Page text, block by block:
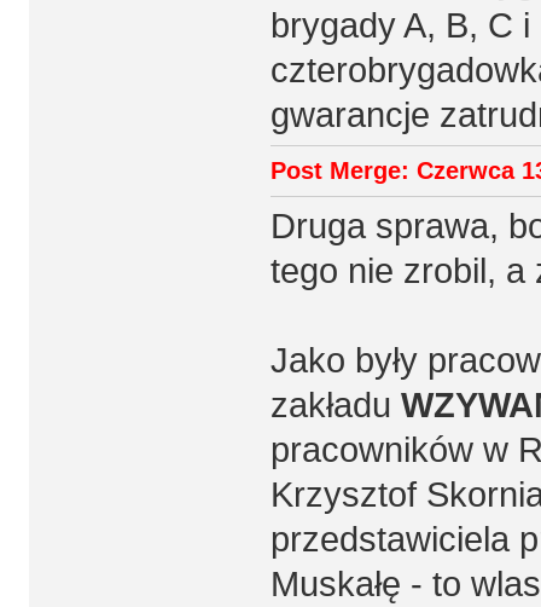
brygady A, B, C
gwarancje
Post Merge: Czerwca
Druga sprawa,
tego nie zrobil, a
Jako były
zakładu
pracowników w
Krzysztof
przedstawiciela
Muskałę - to